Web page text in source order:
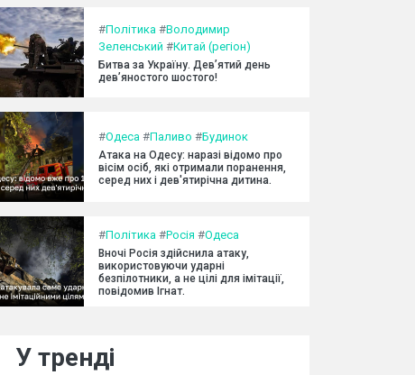
#Політика #Володимир
Зеленський #Китай (регіон)
Битва за Україну. Дев’ятий день
дев’яностого шостого!
#Одеса #Паливо #Будинок
Атака на Одесу: наразі відомо про
вісім осіб, які отримали поранення,
серед них і дев'ятирічна дитина.
#Політика #Росія #Одеса
Вночі Росія здійснила атаку,
використовуючи ударні
безпілотники, а не цілі для імітації,
повідомив Ігнат.
У тренді